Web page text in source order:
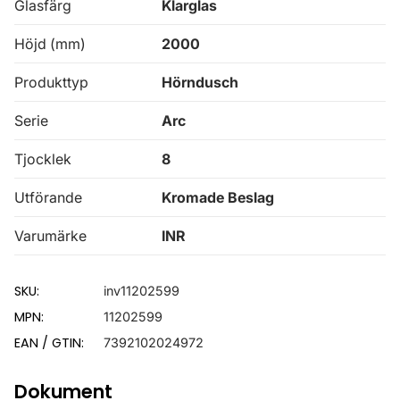
Glasfärg Klarglas
Höjd (mm) 2000
Produkttyp Hörndusch
Serie Arc
Tjocklek 8
Utförande Kromade Beslag
Varumärke INR
SKU: inv11202599
MPN: 11202599
EAN / GTIN: 7392102024972
Dokument